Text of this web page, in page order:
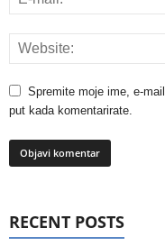
Spremite moje ime, e-
put kada komentarirate.
RECENT POSTS